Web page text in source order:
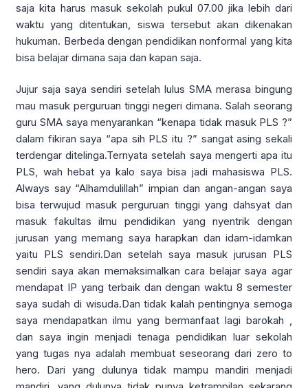
saja kita harus masuk sekolah pukul 07.00 jika lebih dari
waktu yang ditentukan, siswa tersebut akan dikenakan
hukuman. Berbeda dengan pendidikan nonformal yang kita
bisa belajar dimana saja dan kapan saja.
Jujur saja saya sendiri setelah lulus SMA merasa bingung
mau masuk perguruan tinggi negeri dimana. Salah seorang
guru SMA saya menyarankan “kenapa tidak masuk PLS ?”
dalam fikiran saya “apa sih PLS itu ?” sangat asing sekali
terdengar ditelinga.Ternyata setelah saya mengerti apa itu
PLS, wah hebat ya kalo saya bisa jadi mahasiswa PLS.
Always say “Alhamdulillah” impian dan angan-angan saya
bisa terwujud masuk perguruan tinggi yang dahsyat dan
masuk fakultas ilmu pendidikan yang nyentrik dengan
jurusan yang memang saya harapkan dan idam-idamkan
yaitu PLS sendiri.Dan setelah saya masuk jurusan PLS
sendiri saya akan memaksimalkan cara belajar saya agar
mendapat IP yang terbaik dan dengan waktu 8 semester
saya sudah di wisuda.Dan tidak kalah pentingnya semoga
saya mendapatkan ilmu yang bermanfaat lagi barokah ,
dan saya ingin menjadi tenaga pendidikan luar sekolah
yang tugas nya adalah membuat seseorang dari zero to
hero. Dari yang dulunya tidak mampu mandiri menjadi